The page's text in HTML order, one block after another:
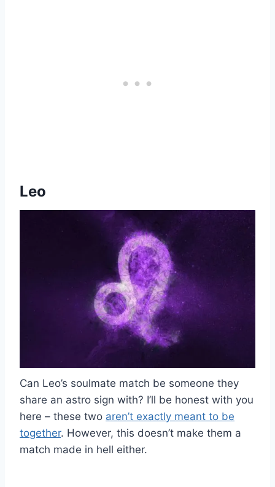
Leo
Can Leo’s soulmate match be someone they
share an astro sign with? I’ll be honest with you
here – these two aren’t exactly meant to be
together. However, this doesn’t make them a
match made in hell either.